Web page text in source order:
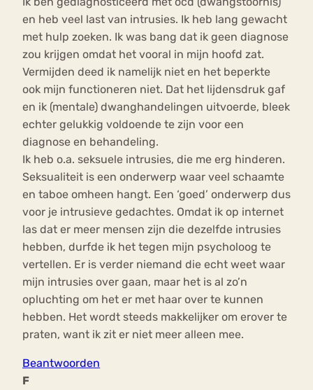
en heb veel last van intrusies. Ik heb lang gewacht
met hulp zoeken. Ik was bang dat ik geen diagnose
zou krijgen omdat het vooral in mijn hoofd zat.
Vermijden deed ik namelijk niet en het beperkte
ook mijn functioneren niet. Dat het lijdensdruk gaf
en ik (mentale) dwanghandelingen uitvoerde, bleek
echter gelukkig voldoende te zijn voor een
diagnose en behandeling.
Ik heb o.a. seksuele intrusies, die me erg hinderen.
Seksualiteit is een onderwerp waar veel schaamte
en taboe omheen hangt. Een ‘goed’ onderwerp dus
voor je intrusieve gedachtes. Omdat ik op internet
las dat er meer mensen zijn die dezelfde intrusies
hebben, durfde ik het tegen mijn psycholoog te
vertellen. Er is verder niemand die echt weet waar
mijn intrusies over gaan, maar het is al zo’n
opluchting om het er met haar over te kunnen
hebben. Het wordt steeds makkelijker om erover te
praten, want ik zit er niet meer alleen mee.
Beantwoorden
F